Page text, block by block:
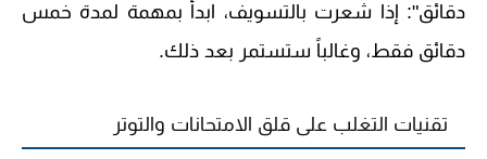
دقائق": إذا شعرت بالتسويف، ابدأ بمهمة لمدة خمس
دقائق فقط، وغالباً ستستمر بعد ذلك.
تقنيات التغلب على قلق الامتحانات والتوتر